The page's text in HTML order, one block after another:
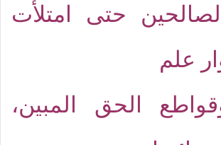
حتى امتلأت
علم
الحق المبين،